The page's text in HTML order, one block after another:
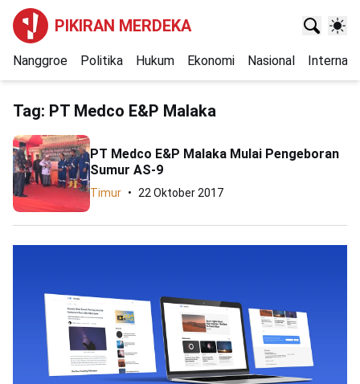
PIKIRAN MERDEKA
Nanggroe Politika Hukum Ekonomi Nasional
Tag: PT Medco E&P Malaka
PT Medco E&P Malaka Mulai Pengeboran
Sumur AS-9
Timur 22 Oktober 2017